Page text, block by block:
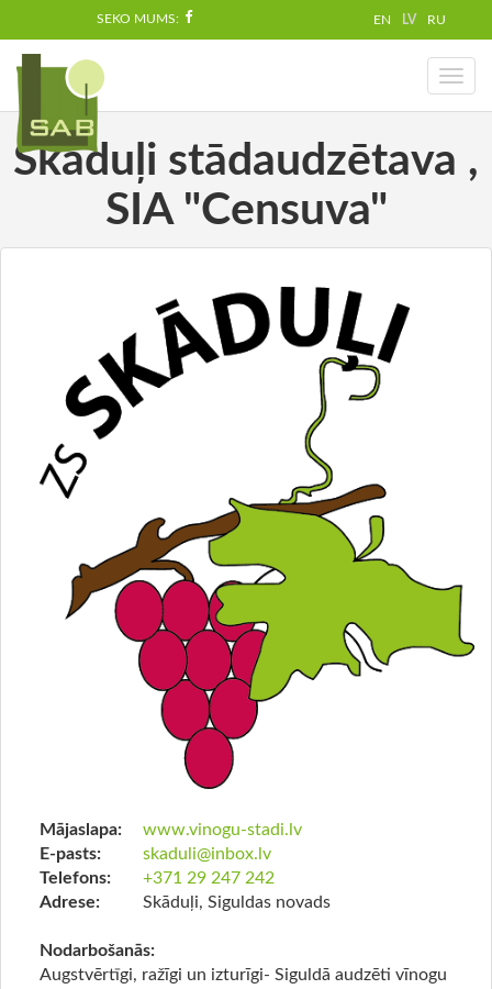
SEKO MUMS: EN LV RU
Toggle
Skāduļi stādaudzētava ,
SIA "Censuva"
Mājaslapa:
www.vinogu-stadi.lv
E-pasts:
skaduli@inbox.lv
Telefons:
+371 29 247 242
Adrese:
Skāduļi, Siguldas novads
Nodarbošanās:
Augstvērtīgi, ražīgi un izturīgi- Siguldā audzēti vīnogu